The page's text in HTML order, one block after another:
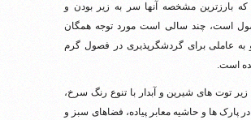
بارزترین مشخصه آنها سر به زیر بودن و
است، چند سالی است مورد توجه همگان
به عاملی برای گردشگرپذیری در فصول گرم
است.
توت های شیرین و آبدار با تنوع رنگ سرخ،
پارک ها و حاشیه معابر پیاده، فضاهای سبز و